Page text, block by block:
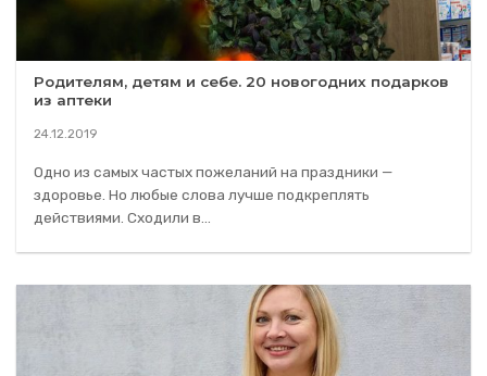
Родителям, детям и себе. 20 новогодних подарков
из аптеки
24.12.2019
Одно из самых частых пожеланий на праздники —
здоровье. Но любые слова лучше подкреплять
действиями. Сходили в...